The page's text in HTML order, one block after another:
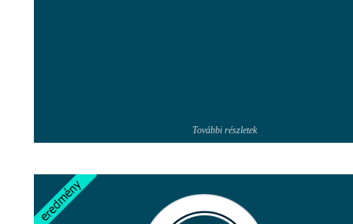
További részletek